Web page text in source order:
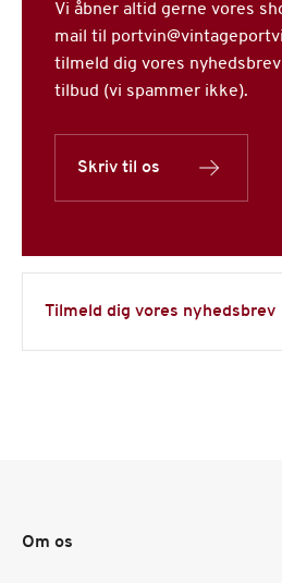
Tilmeld dig vores nyhedsbrev
Vi åbner altid gerne vores
mail til
tilmeld dig vores
tilbud (vi spammer ikke).
Skriv til os
Om os